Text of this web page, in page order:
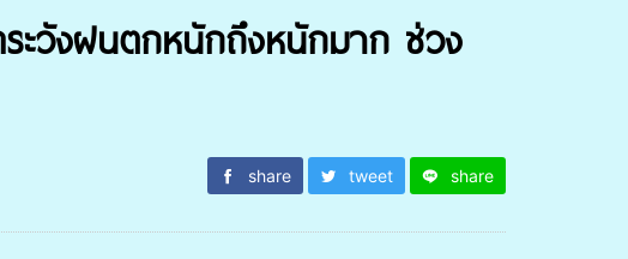
ระวังฝนตกหนักถึงหนักมาก ช่วง
share tweet share